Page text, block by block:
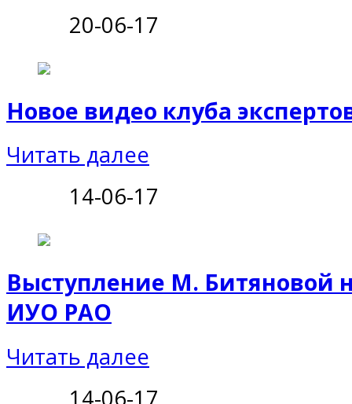
20-06-17
Новое видео клуба
Читать далее
14-06-17
Выступление М. Битяновой
ИУО РАО
Читать далее
14-06-17